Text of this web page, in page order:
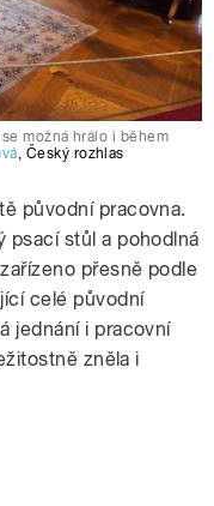
možná hrálo i během
, Český rozhlas
původní pracovna.
psací stůl a pohodlná
přesně podle
celé původní
jednání i pracovní
zněla i